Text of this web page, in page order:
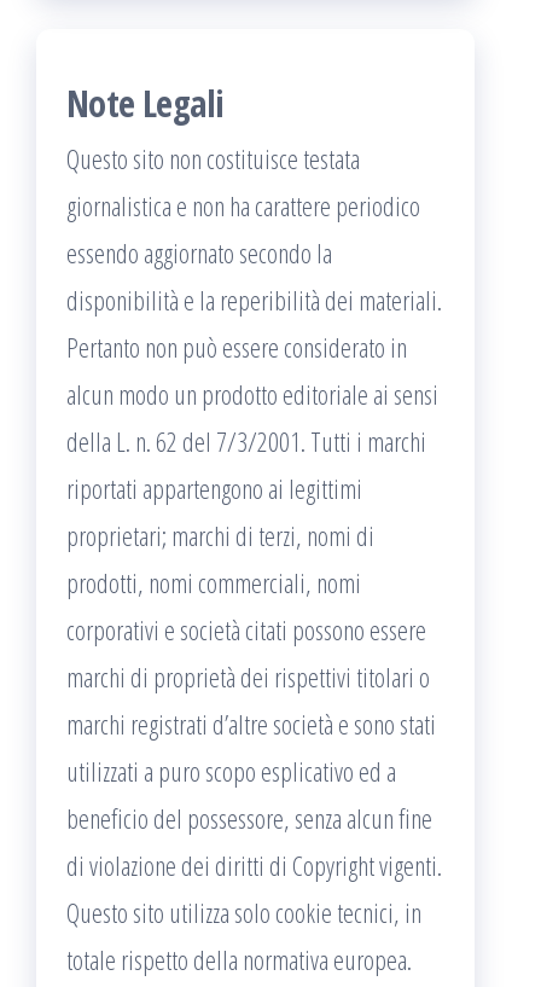
Note Legali
Questo sito non costituisce testata
giornalistica e non ha carattere periodico
essendo aggiornato secondo la
disponibilità e la reperibilità dei materiali.
Pertanto non può essere considerato in
alcun modo un prodotto editoriale ai sensi
della L. n. 62 del 7/3/2001. Tutti i marchi
riportati appartengono ai legittimi
proprietari; marchi di terzi, nomi di
prodotti, nomi commerciali, nomi
corporativi e società citati possono essere
marchi di proprietà dei rispettivi titolari o
marchi registrati d’altre società e sono stati
utilizzati a puro scopo esplicativo ed a
beneficio del possessore, senza alcun fine
di violazione dei diritti di Copyright vigenti.
Questo sito utilizza solo cookie tecnici, in
totale rispetto della normativa europea.